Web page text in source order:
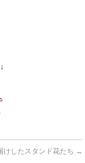
けしたスタンド花たち →